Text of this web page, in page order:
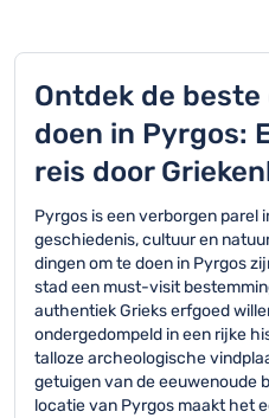
Ontdek de
doen in Pyrgos:
reis door
Pyrgos is een verborgen parel
geschiedenis, cultuur en
dingen om te doen in Pyrgos
stad een must-visit
authentiek Grieks erfgoed
ondergedompeld in een rijke
talloze archeologische
getuigen van de eeuwenoude
locatie van Pyrgos maakt het